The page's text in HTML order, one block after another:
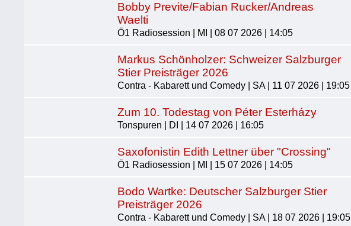
Bobby Previte/Fabian Rucker/Andreas
Waelti
Ö1 Radiosession | MI | 08 07 2026 | 14:05
Markus Schönholzer: Schweizer Salzburger
Stier Preisträger 2026
Contra - Kabarett und Comedy | SA | 11 07 2026 | 19:05
Zum 10. Todestag von Péter Esterházy
Tonspuren | DI | 14 07 2026 | 16:05
Saxofonistin Edith Lettner über "Crossing"
Ö1 Radiosession | MI | 15 07 2026 | 14:05
Bodo Wartke: Deutscher Salzburger Stier
Preisträger 2026
Contra - Kabarett und Comedy | SA | 18 07 2026 | 19:05